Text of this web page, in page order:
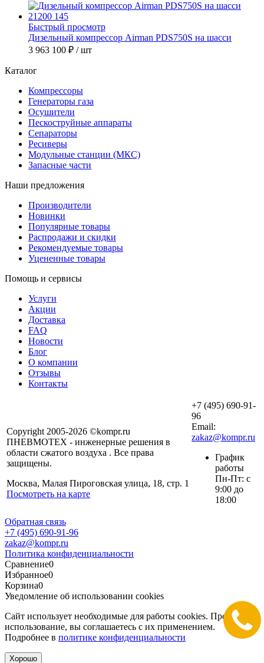
Быстрый просмотр
Дизельный компрессор Airman PDS750S на шасси
3 963 100 ₽ / шт
Каталог
Компрессоры
Генераторы газа
Осушители
Пескоструйные аппараты
Сепараторы
Ресиверы
Модульные станции (МКС)
Запасные части
Наши предложения
Производители
Новинки
Популярные товары
Распродажи и скидки
Рекомендуемые товары
Уцененные товары
Помощь и сервисы
Услуги
Акции
Доставка
FAQ
Новости
Блог
О компании
Отзывы
Контакты
Copyright 2005-2026 ©kompr.ru
ПНЕВМОТЕХ - инженерные решения в
области сжатого воздуха . Все права
защищены.
Москва, Малая Пироговская улица, 18, стр. 1
Посмотреть на карте
+7 (495) 690-91-
96
Email:
zakaz@kompr.ru
График
работы
Пн-Пт: с
9:00 до
18:00
Обратная связь
+7 (495) 690-91-96
zakaz@kompr.ru
Политика конфиденциальности
Сравнение0
Избранное0
Корзина0
Уведомление об использовании cookies
Сайт использует необходимые для работы cookies. Продолжая
использование, вы соглашаетесь с их применением.
Подробнее в политике конфиденциальности
Хорошо